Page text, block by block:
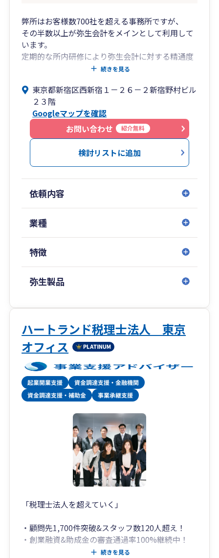
弊所はお客様数700社を超える事務所ですが、
その半数以上が弥生会計をメインとして利用して
います。
定期的な所内研修により弥生会計に対する精通度
す。
所長の年齢は47歳、業界経験約25年。
企業の会計・税務対応のみならず、
財務コンサル、融資・補助金申請支援なども対応
新宿野村ビルに拠点を構える事務所です。
これまで様々な形で関与した顧客数は1,000社を
超えます。
ですが、
代表が税理士・公認会計士であることから
スタートアップ期、IPO期、上場後までと
す。
一人社長の会社から大企業まで幅広く、
また、さまざまな業種にも対応いたします。
業界でもトップクラスの知識と経験のあるスタッ
フが御社の担当として付き、
貴社にご負担をかけずにサポートいたします。
いつでも迅速かつ親切丁寧に対応いたします。
（週末対応も可。）
お客様のご要望に合わせて
LINE、chatwork、slackなどのSNSも使用してお
お客様ファーストで寄り添った対応を
全社員一同で心がけております。
弊所代表の甲田は業界でも指折りの交渉力を持っ
ており、
お客様からの信頼も非常に厚く、
続きを見る
東京都新宿区西新宿１－２６－２新宿野村ビル
２３階
Googleマップを確認
お問い合わせ
紹介無料
検討リストに追加
依頼内容
業種
特徴
弥生製品
ハートランド税理士法人 東京
オフィス
「税理士法人を超えていく」
・顧問先1,700件突破&スタッフ数120人超え！
・創業融資&助成金の審査通過率100%継続中！
（社会保険労務士法人併設）
続きを見る